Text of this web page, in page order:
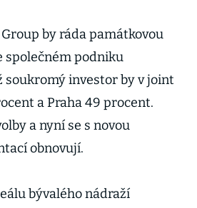
by ráda památkovou
společném podniku
soukromý investor by v joint
a Praha 49 procent.
a nyní se s novou
obnovují.
bývalého nádraží